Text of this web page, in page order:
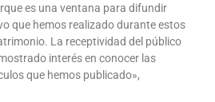
es una ventana para difundir
que hemos realizado durante estos
La receptividad del público
interés en conocer las
que hemos publicado»,